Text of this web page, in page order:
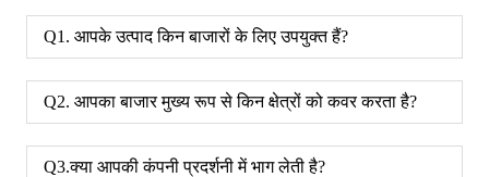
Q1. आपके उत्पाद किन बाजारों के लिए उपयुक्त हैं?
Q2. आपका बाजार मुख्य रूप से किन क्षेत्रों को कवर करता है?
Q3.क्या आपकी कंपनी प्रदर्शनी में भाग लेती है?